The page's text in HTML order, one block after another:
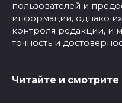
пользователей и
информации, однако
контроля редакции, и
точность и
Читайте и смотрите